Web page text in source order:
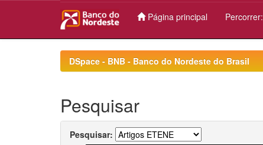
Página principal Percorrer:
DSpace - BNB - Banco do Nordeste do Brasil
Pesquisar
Pesquisar: